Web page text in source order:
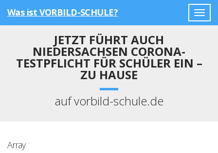
Was ist VORBILD-SCHULE?
JETZT FÜHRT AUCH
NIEDERSACHSEN CORONA-
TESTPFLICHT FÜR SCHÜLER EIN –
ZU HAUSE
auf vorbild-schule.de
Array